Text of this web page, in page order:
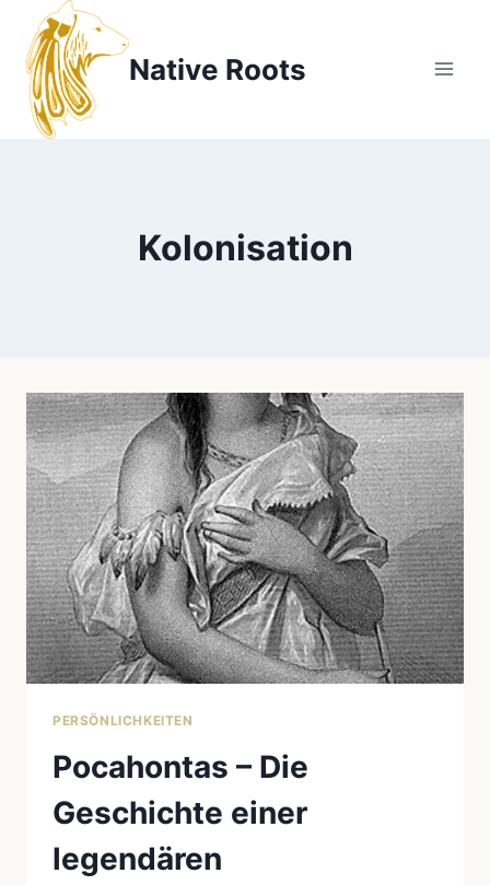
Inhalt
springen
Native Roots
Kolonisation
PERSÖNLICHKEITEN
Pocahontas – Die
Geschichte einer
legendären